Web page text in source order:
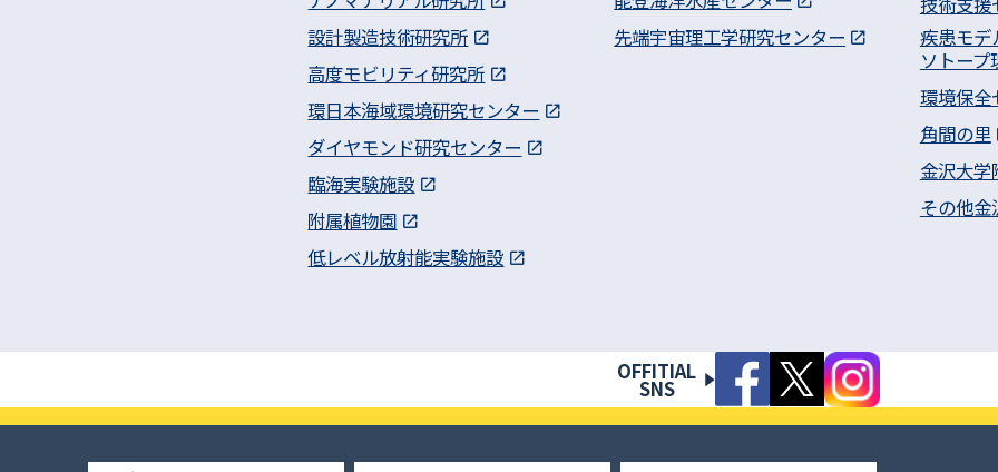
設計製造技術研究所
高度モビリティ研究所
環日本海域環境研究センター
ダイヤモンド研究センター
臨海実験施設
附属植物園
低レベル放射能実験施設
先端宇宙理工学研究センター
疾患モデ
ソトー
環境保全
角間の里
金沢大学
その他金
OFFITIAL
SNS